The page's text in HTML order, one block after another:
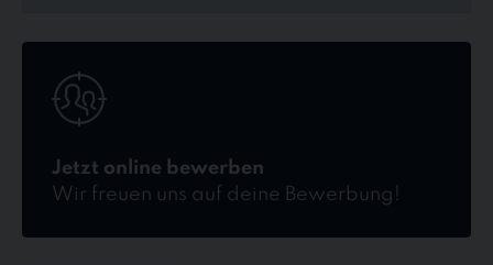
Jetzt online bewerben
Wir freuen uns auf deine Bewerbung!
online
bewerben